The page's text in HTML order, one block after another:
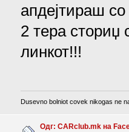
апдејтираш
2 тера
линкот!!!
Dusevno bolniot covek nikogas ne
Одг: CARclub.mk на